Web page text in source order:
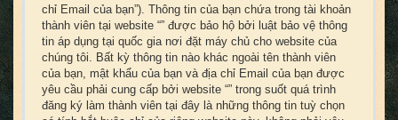
chỉ Email của bạn”). Thông tin của bạn chứa trong tài khoản
thành viên tại website “” được bảo hộ bởi luật bảo vệ thông
tin áp dụng tại quốc gia nơi đặt máy chủ cho website của
chúng tôi. Bất kỳ thông tin nào khác ngoài tên thành viên
của bạn, mật khẩu của bạn và địa chỉ Email của bạn được
yêu cầu phải cung cấp bởi website “” trong suốt quá trình
đăng ký làm thành viên tại đây là những thông tin tuỳ chọn